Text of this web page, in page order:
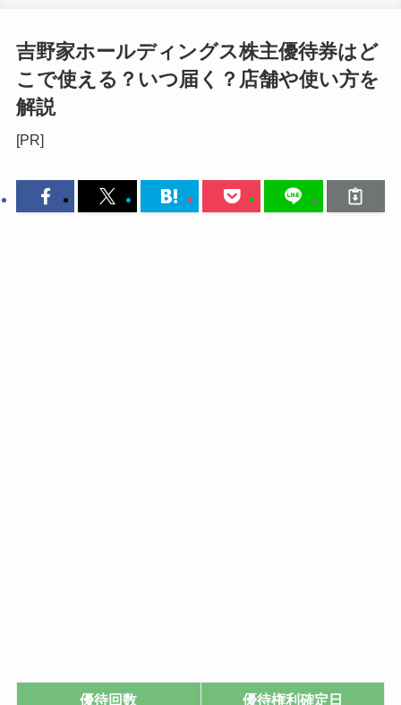
吉野家ホールディングス株主優待券はど
こで使える？いつ届く？店舗や使い方を
解説
[PR]
優待回数 優待権利確定日